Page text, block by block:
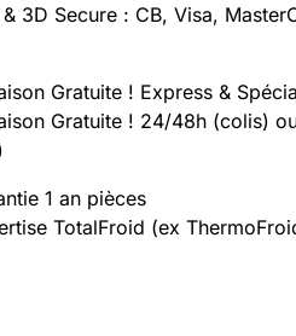
& 3D Secure : CB, Visa,
Gratuite ! Express &
Gratuite ! 24/48h (colis)
1 an pièces
TotalFroid (ex